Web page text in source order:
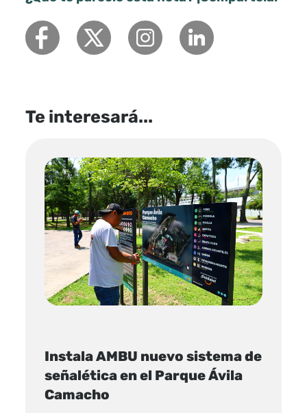
Te interesará...
Instala AMBU nuevo sistema de
señalética en el Parque Ávila
Camacho